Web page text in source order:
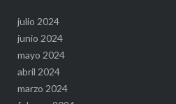
julio 2024
junio 2024
mayo 2024
abril 2024
marzo 2024